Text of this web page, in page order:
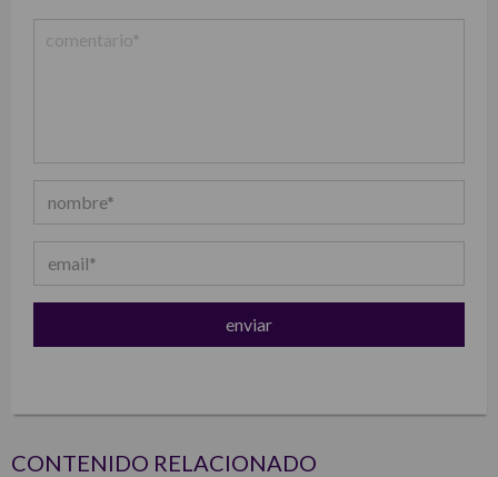
CONTENIDO RELACIONADO